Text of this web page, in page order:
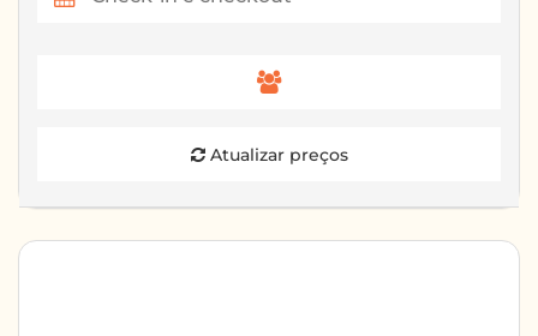
Atualizar preços